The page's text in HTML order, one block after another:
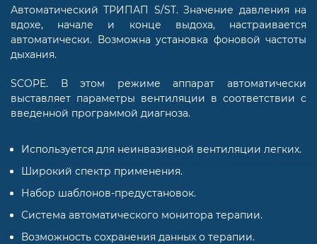
Автоматический ТРИПАП S/ST. Значение давления на
вдохе, начале и конце выдоха, настраивается
автоматически. Возможна установка фоновой частоты
дыхания.
SCOPE. В этом режиме аппарат автоматически
выставляет параметры вентиляции в соответствии с
введенной программой диагноза.
Используется для неинвазивной вентиляции легких.
Широкий спектр применения.
Набор шаблонов-предустановок.
Система автоматического монитора терапии.
Возможность сохранения данных о терапии.